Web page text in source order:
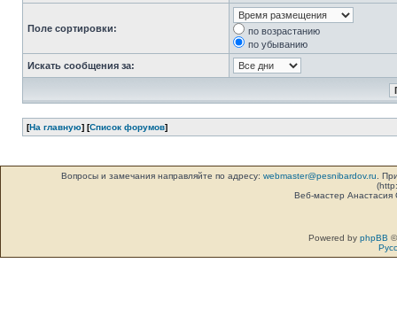
Поле сортировки:
по возрастанию
по убыванию
Искать сообщения за:
[На главную] [Список форумов]
Вопросы и замечания направляйте по адресу: webmaster@pesnibardov.ru .
Веб-мастер
Powered by phpBB